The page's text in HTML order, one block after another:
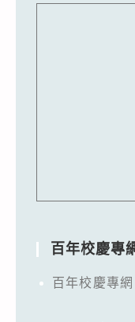
百年校慶專
百年校慶專網